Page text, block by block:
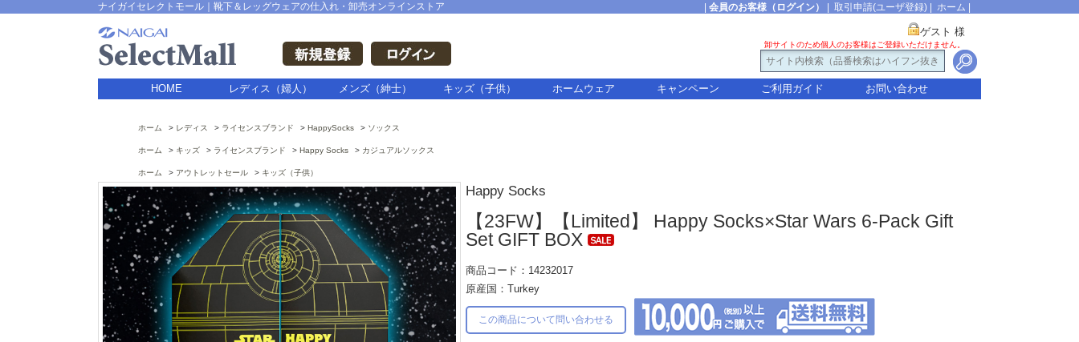
ナイガイセレクトモール｜靴下＆レッグウェアの仕入れ・卸売オンラインストア 会員のお客様（ログイン） 取引申請(ユーザ登録) ホーム
ゲスト 様
卸サイトのため個人のお客様はご登録いただけません。
HOME レディス（婦人） メンズ（紳士） キッズ（子供） ホームウェア キャンペーン ご利用ガイド お問い合わせ
ホーム レディス ライセンスブランド HappySocks ソックス
ホーム キッズ ライセンスブランド Happy Socks カジュアルソックス
ホーム アウトレットセール キッズ（子供）
Happy Socks
【23FW】【Limited】 Happy Socks×Star Wars 6-Pack Gift
Set GIFT BOX
商品コード：14232017
原産国：Turkey
この商品について問い合わせる